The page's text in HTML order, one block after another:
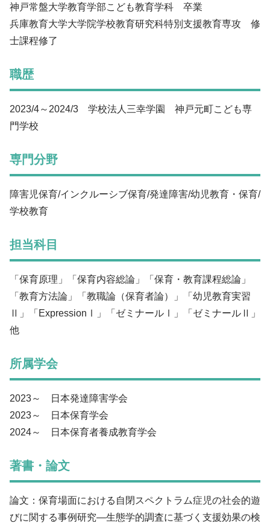
神戸常盤大学教育学部こども教育学科 卒業
兵庫教育大学大学院学校教育研究科特別支援教育専攻 修
士課程修了
職歴
2023/4～2024/3 学校法人三幸学園 神戸元町こども専
門学校
専門分野
障害児保育/インクルーシブ保育/発達障害/幼児教育・保育/
学校教育
担当科目
「保育原理」「保育内容総論」「保育・教育課程総論」
「教育方法論」「教職論（保育者論）」「幼児教育実習
Ⅱ」「ExpressionⅠ」「ゼミナールⅠ」「ゼミナールⅡ」
他
所属学会
2023～ 日本発達障害学会
2023～ 日本保育学会
2024～ 日本保育者養成教育学会
著書・論文
論文：保育場面における自閉スペクトラム症児の社会的遊
びに関する事例研究―生態学的調査に基づく支援効果の検